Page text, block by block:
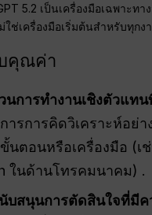
5.2 เป็นเครื่องมือเฉพาะทา
ใช่เครื่องมือเริ่มต้นสำหรับทุกง
คุณค่า
นการทำงานเชิงตัวแท
ารการคิดวิเคราะห์อย่า
นตอนหรือเครื่องมือ (เ
ในด้านโทรคมนาคม) .
บสนุนการตัดสินใจที่มีค